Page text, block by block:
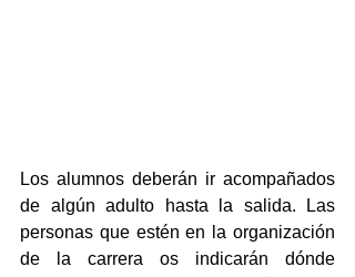
Los alumnos deberán ir acompañados
de algún adulto hasta la salida. Las
personas que estén en la organización
de la carrera os indicarán dónde